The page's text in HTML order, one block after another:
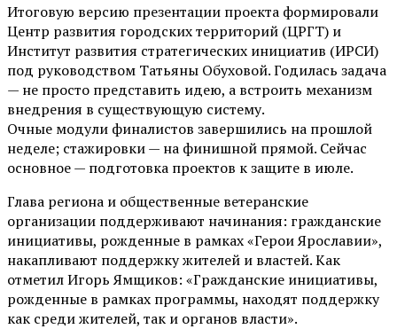
Итоговую версию презентации проекта формировали
Центр развития городских территорий (ЦРГТ) и
Институт развития стратегических инициатив (ИРСИ)
под руководством Татьяны Обуховой. Годилась задача
— не просто представить идею, а встроить механизм
внедрения в существующую систему.
Очные модули финалистов завершились на прошлой
неделе; стажировки — на финишной прямой. Сейчас
основное — подготовка проектов к защите в июле.
Глава региона и общественные ветеранские
организации поддерживают начинания: гражданские
инициативы, рожденные в рамках «Герои Ярославии»,
накапливают поддержку жителей и властей. Как
отметил Игорь Ямщиков: «Гражданские инициативы,
рожденные в рамках программы, находят поддержку
как среди жителей, так и органов власти».